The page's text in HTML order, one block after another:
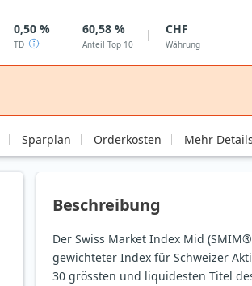
0,50 %
TD
60,58 %
Anteil Top 10
CHF
Währung
Sparplan Orderkosten Mehr Details
Beschreibung
Der Swiss Market Index Mid
gewichteter Index für Schweizer
30 grössten und liquidesten Titel